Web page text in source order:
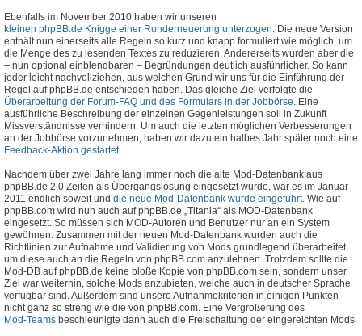
Ebenfalls im November 2010 haben wir unseren
kleinen phpBB.de Knigge einer Runderneuerung unterzogen. Die neue Version
enthält nun einerseits alle Regeln so kurz und knapp formuliert wie möglich, um
die Menge des zu lesenden Textes zu reduzieren. Andererseits wurden aber die
– nun optional einblendbaren – Begründungen deutlich ausführlicher. So kann
jeder leicht nachvollziehen, aus welchen Grund wir uns für die Einführung der
Regel auf phpBB.de entschieden haben. Das gleiche Ziel verfolgte die
Überarbeitung der Forum-FAQ und des Formulars in der Jobbörse. Eine
ausführliche Beschreibung der einzelnen Gegenleistungen soll in Zukunft
Missverständnisse verhindern. Um auch die letzten möglichen Verbesserungen
an der Jobbörse vorzunehmen, haben wir dazu ein halbes Jahr später noch eine
Feedback-Aktion gestartet.
Nachdem über zwei Jahre lang immer noch die alte Mod-Datenbank aus
phpBB.de 2.0 Zeiten als Übergangslösung eingesetzt wurde, war es im Januar
2011 endlich soweit und die neue Mod-Datenbank wurde eingeführt. Wie auf
phpBB.com wird nun auch auf phpBB.de „Titania“ als MOD-Datenbank
eingesetzt. So müssen sich MOD-Autoren und Benutzer nur an ein System
gewöhnen. Zusammen mit der neuen Mod-Datenbank wurden auch die
Richtlinien zur Aufnahme und Validierung von Mods grundlegend überarbeitet,
um diese auch an die Regeln von phpBB.com anzulehnen. Trotzdem sollte die
Mod-DB auf phpBB.de keine bloße Kopie von phpBB.com sein, sondern unser
Ziel war weiterhin, solche Mods anzubieten, welche auch in deutscher Sprache
verfügbar sind. Außerdem sind unsere Aufnahmekriterien in einigen Punkten
nicht ganz so streng wie die von phpBB.com. Eine Vergrößerung des
Mod-Teams beschleunigte dann auch die Freischaltung der eingereichten Mods.